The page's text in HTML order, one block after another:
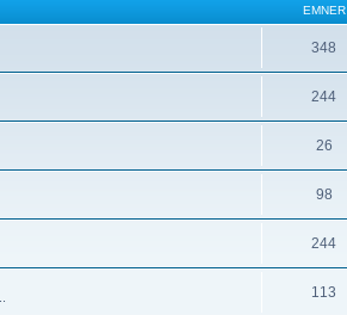
EMNER
348
244
26
98
244
113